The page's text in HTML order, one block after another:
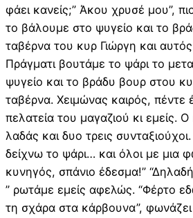
φάει κανείς;” Άκου χρυσέ μου”,
το βάλουμε στο ψυγείο και το
ταβέρνα του κυρ Γιώργη και
Πράγματι βουτάμε το ψάρι το
ψυγείο και το βράδυ βουρ στου
ταβέρνα. Χειμώνας καιρός, πέντε
πελατεία του μαγαζιού κι εμείς.
λαδάς και δυο τρεις
δείχνω το ψάρι… και όλοι με μια
κυνηγός, σπάνιο έδεσμα!”
” ρωτάμε εμείς αφελώς. “Φέρτο
τη σχάρα στα κάρβουνα”,